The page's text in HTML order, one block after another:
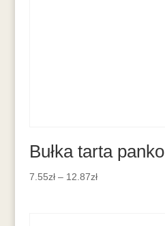
Bułka tarta panko
7.55zł– 12.87zł